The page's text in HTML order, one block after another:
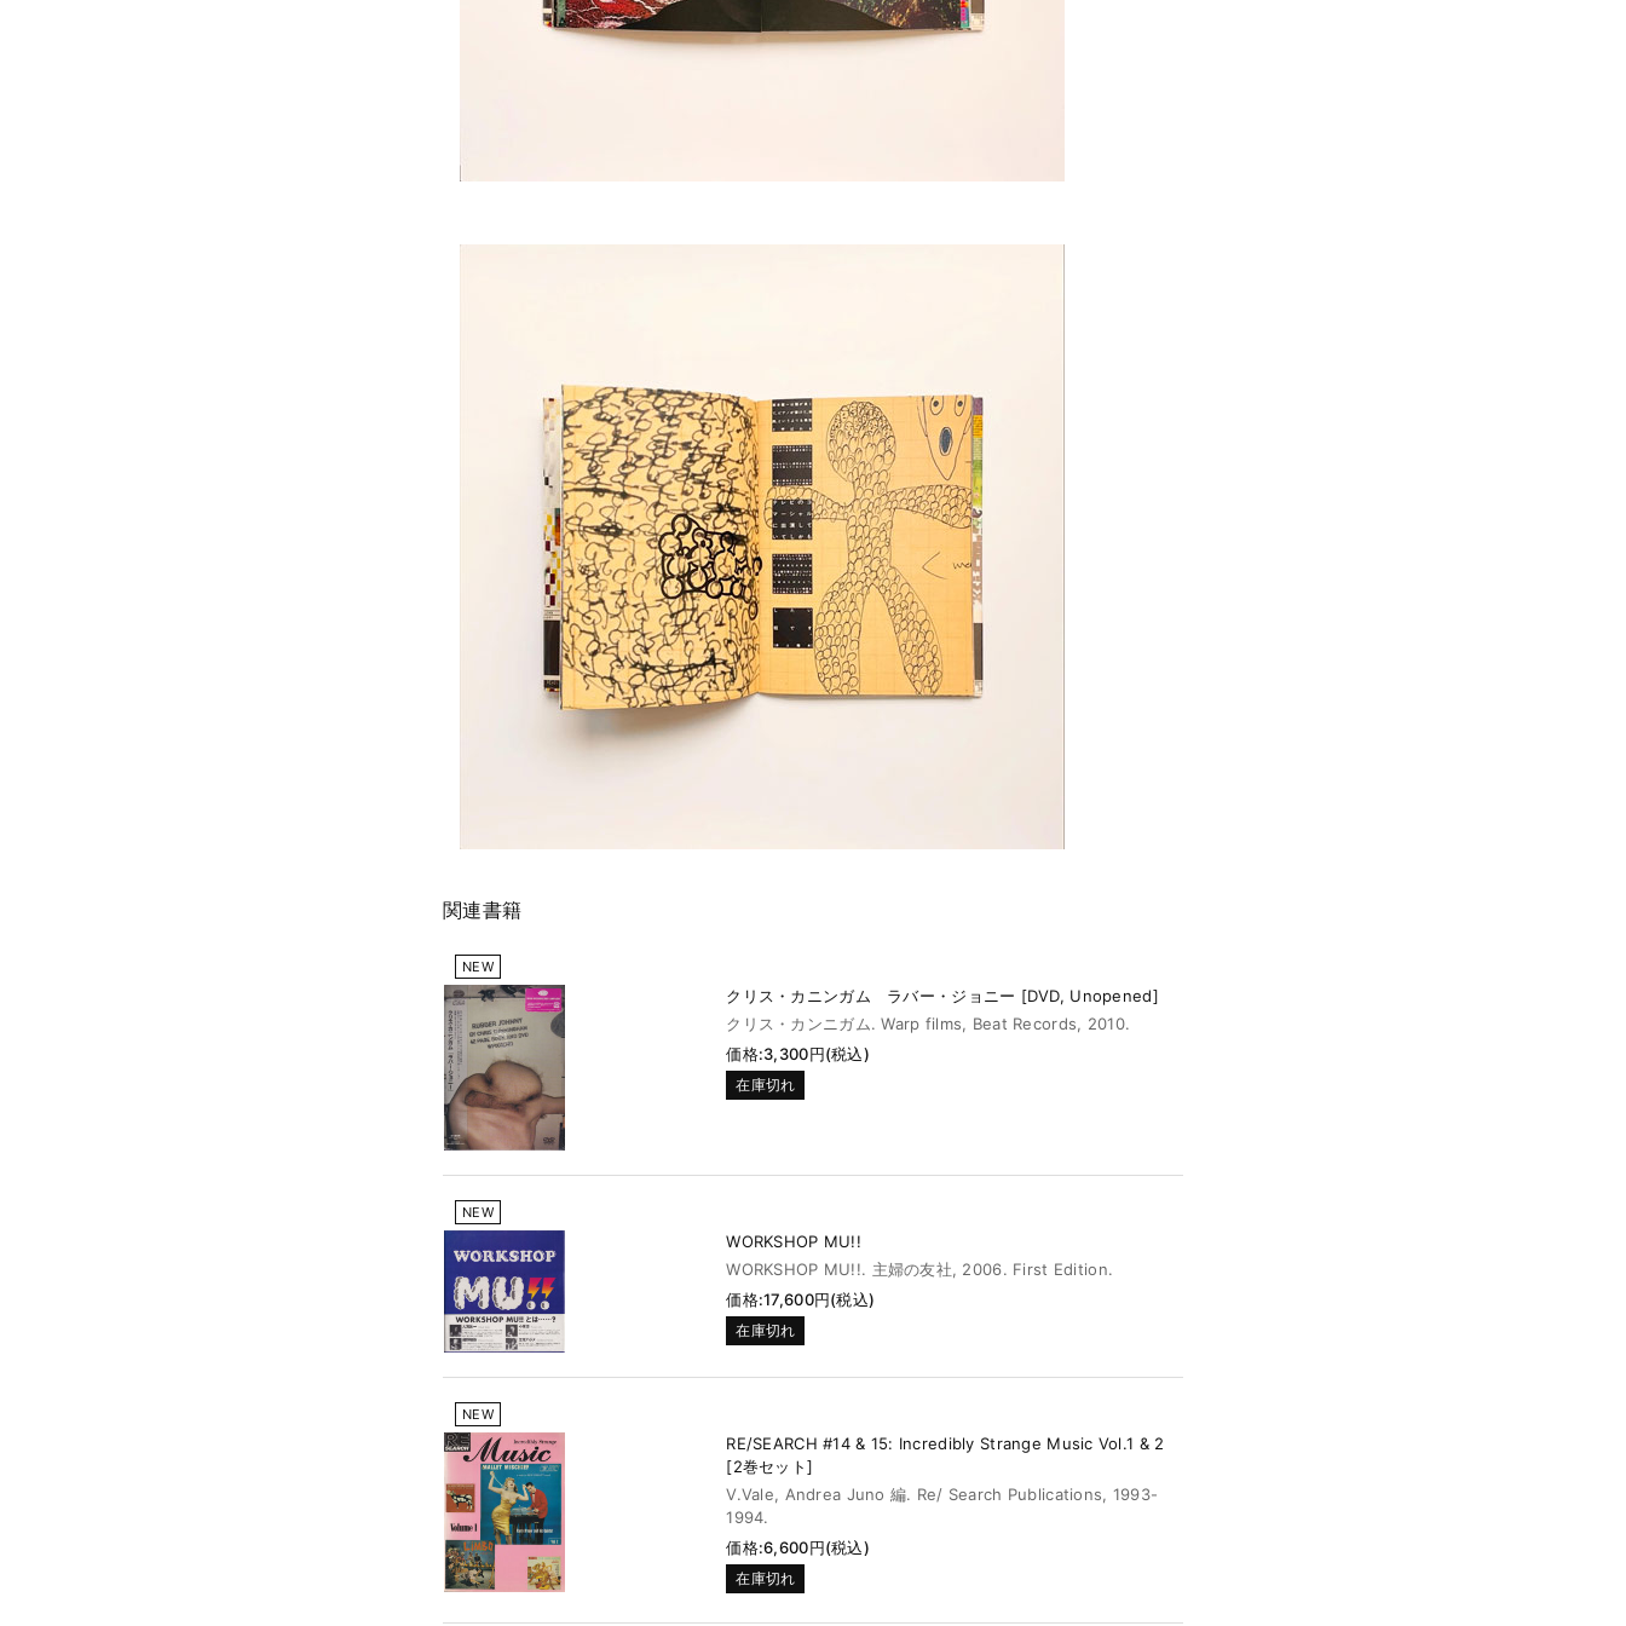
関連書籍
NEW
クリス・カニンガム ラバー・ジョニー [DVD, Unopened]
クリス・カンニガム. Warp films, Beat Records, 2010.
価格:3,300円(税込)
在庫切れ
NEW
WORKSHOP MU!!
WORKSHOP MU!!. 主婦の友社, 2006. First Edition.
価格:17,600円(税込)
在庫切れ
NEW
RE/SEARCH #14 & 15: Incredibly Strange Music Vol.1 & 2
[2巻セット]
V.Vale, Andrea Juno 編. Re/ Search Publications, 1993-
1994.
価格:6,600円(税込)
在庫切れ